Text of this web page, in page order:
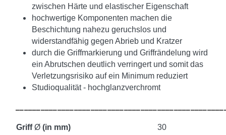
zwischen Härte und elastischer Eigenschaft
hochwertige Komponenten machen die
Beschichtung nahezu geruchslos und
widerstandfähig gegen Abrieb und Kratzer
durch die Griffmarkierung und Griffrändelung wird
ein Abrutschen deutlich verringert und somit das
Verletzungsrisiko auf ein Minimum reduziert
Studioqualität - hochglanzverchromt
GriffØ (in mm)
30